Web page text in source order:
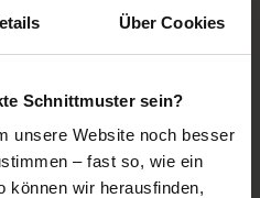
Über Cookies
Schnittmuster sein?
unsere Website noch besser
– fast so, wie ein
können wir herausfinden,